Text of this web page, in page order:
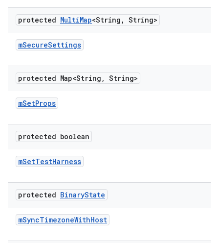
protected MultiMap<String , String>
mSecureSettings
protected Map<String , String>
mSetProps
protected boolean
mSetTestHarness
protected BinaryState
mSyncTimezoneWithHost